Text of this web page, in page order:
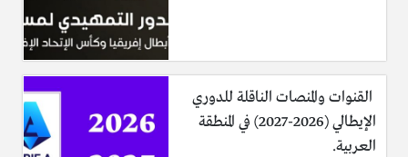
القنوات والمنصات الناقلة للدوري
الإيطالي (2026-2027) في المنطقة
العربية.